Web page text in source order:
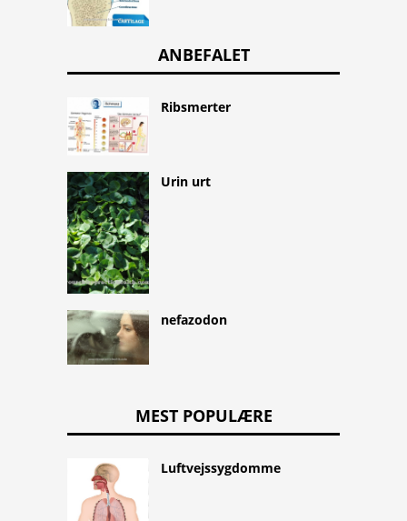
ANBEFALET
Ribsmerter
Urin urt
nefazodon
MEST POPULÆRE
Luftvejssygdomme